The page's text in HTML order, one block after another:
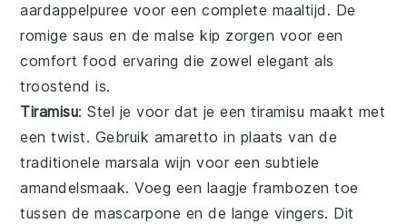
aardappelpuree voor een complete maaltijd. De
romige saus en de malse kip zorgen voor een
comfort food ervaring die zowel elegant als
troostend is.
Tiramisu: Stel je voor dat je eentiramisu maakt met
een twist. Gebruik amaretto in plaats van de
traditionele marsala wijn voor een subtiele
amandelsmaak. Voeg een laagjeframbozen toe
tussen demascarpone en de lange vingers. Dit